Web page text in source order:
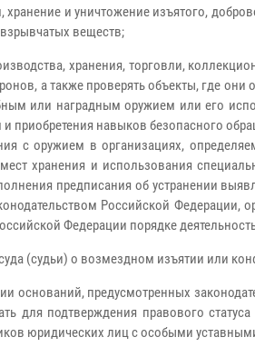
хранение и уничтожение изъятого,
веществ;
хранения, торговли,
а также проверять объекты, где
или наградным оружием или его
приобретения навыков безопасного
с оружием в организациях,
хранения и использования
предписания об устранении
Российской
Федерации порядке
(судьи) о возмездном изъятии или
оснований, предусмотренных
для подтверждения правового
юридических лиц с особыми